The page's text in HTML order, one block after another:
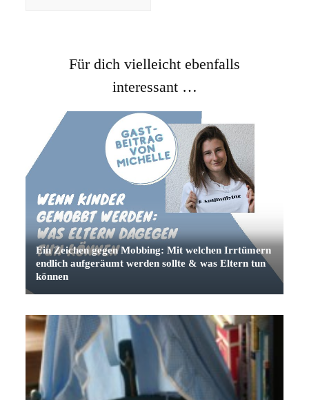
Für dich vielleicht ebenfalls
interessant …
Ein Zeichen gegen Mobbing: Mit welchen Irrtümern
endlich aufgeräumt werden sollte & was Eltern tun
können